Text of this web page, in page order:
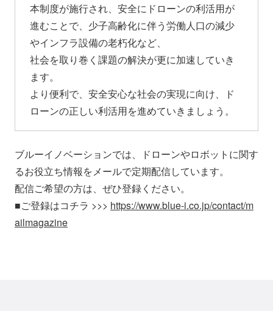
本制度が施行され、安全にドローンの利活用が
進むことで、少子高齢化に伴う労働人口の減少
やインフラ設備の老朽化など、
社会を取り巻く課題の解決が更に加速していき
ます。
より便利で、安全安心な社会の実現に向け、ド
ローンの正しい利活用を進めていきましょう。
ブルーイノベーションでは、ドローンやロボットに関す
るお役立ち情報をメールで定期配信しています。
配信ご希望の方は、ぜひ登録ください。
■ご登録はコチラ >>> https://www.blue-i.co.jp/contact/m
ailmagazine